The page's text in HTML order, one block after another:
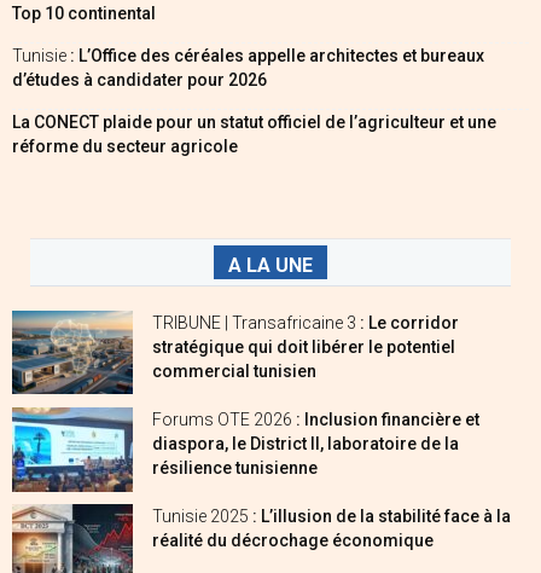
Top 10 continental
Tunisie : L’Office des céréales appelle architectes et bureaux
d’études à candidater pour 2026
La CONECT plaide pour un statut officiel de l’agriculteur et une
réforme du secteur agricole
A LA UNE
TRIBUNE | Transafricaine 3 : Le corridor
stratégique qui doit libérer le potentiel
commercial tunisien
Forums OTE 2026 : Inclusion financière et
diaspora, le District II, laboratoire de la
résilience tunisienne
Tunisie 2025 : L’illusion de la stabilité face à la
réalité du décrochage économique